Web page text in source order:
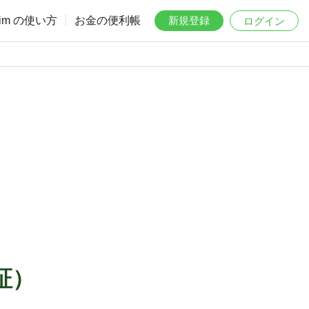
の使い方 お金の便利帳 新規登録 ログイン